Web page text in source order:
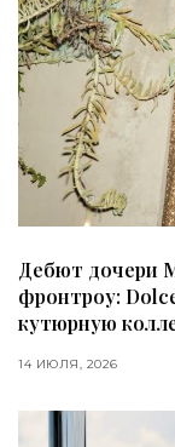
Дебют дочери
фронтроу:
кутюрную
14 ИЮЛЯ, 2026